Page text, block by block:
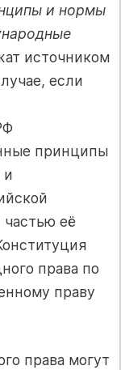
и нормы
источником
если
принципы
и
её
права по
праву
права могут